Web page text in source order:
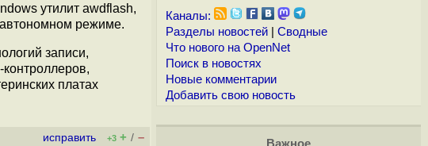
утилит awdflash,
автономном режиме.
записи,
платах
исправить +3 + / –
Каналы:
Разделы новостей| Сводные
Что нового на OpenNet
Поиск в новостях
Новые комментарии
Добавить свою новость